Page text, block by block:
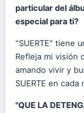
particular del á
especial para ti?
"SUERTE" tiene
Refleja mi visión
amando vivir y
SUERTE en cada
"QUE LA